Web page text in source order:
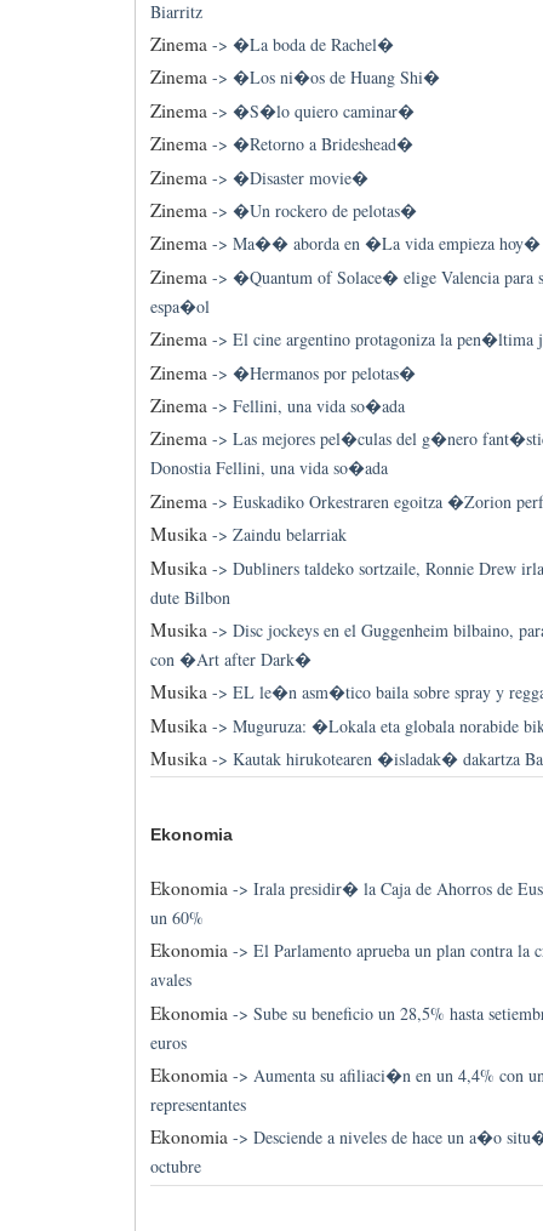
Biarritz
Zinema-> �La boda de Rachel�
Zinema-> �Los ni�os de Huang Shi�
Zinema-> �S�lo quiero caminar�
Zinema-> �Retorno a Brideshead�
Zinema -> �Disaster movie�
Zinema-> �Un rockero de pelotas�
Zinema-> Ma�� aborda en �La vida empieza hoy�
Zinema -> �Quantum of Solace� elige Valencia para
espa�ol
Zinema-> El cine argentino protagoniza la pen�ltima
Zinema -> �Hermanos por pelotas�
Zinema-> Fellini, una vida so�ada
Zinema-> Las mejores pel�culas del g�nero
Donostia Fellini, una vida so�ada
Zinema -> Euskadiko Orkestraren egoitza �Zorion
Musika-> Zaindu belarriak
Musika -> Dubliners taldeko sortzaile, Ronnie Drew
dute Bilbon
Musika-> Disc jockeys en el Guggenheim bilbaino,
con �Art after Dark�
Musika-> EL le�n asm�tico baila sobre spray y
Musika -> Muguruza: �Lokala eta globala norabide
Musika-> Kautak hirukotearen �isladak� dakartza
Ekonomia
Ekonomia-> Irala presidir� la Caja de Ahorros de
un 60%
Ekonomia-> El Parlamento aprueba un plan contra la
avales
Ekonomia -> Sube su beneficio un 28,5% hasta
euros
Ekonomia-> Aumenta su afiliaci�n en un 4,4% con
representantes
Ekonomia-> Desciende a niveles de hace un a�o
octubre